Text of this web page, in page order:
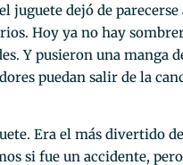
juguete dejó de parecerse
Hoy ya no hay
Y pusieron una manga
puedan salir de la
Era el más divertido
si fue un accidente, pero